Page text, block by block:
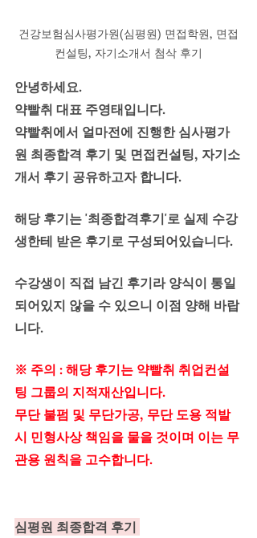
건강보험심사평가원(심평원) 면접학원, 면접
컨설팅, 자기소개서 첨삭 후기
안녕하세요.
약빨취 대표 주영태입니다.
약빨취에서 얼마전에 진행한 심사평가
원 최종합격 후기 및 면접컨설팅, 자기소
개서 후기 공유하고자 합니다.
해당 후기는 '최종합격후기'로 실제 수강
생한테 받은 후기로 구성되어있습니다.
수강생이 직접 남긴 후기라 양식이 통일
되어있지 않을 수 있으니 이점 양해 바랍
니다.
※ 주의 : 해당 후기는 약빨취 취업컨설
팅 그룹의 지적재산입니다.
무단 불펌 및 무단가공, 무단 도용 적발
시 민형사상 책임을 물을 것이며 이는 무
관용 원칙을 고수합니다.
심평원 최종합격 후기